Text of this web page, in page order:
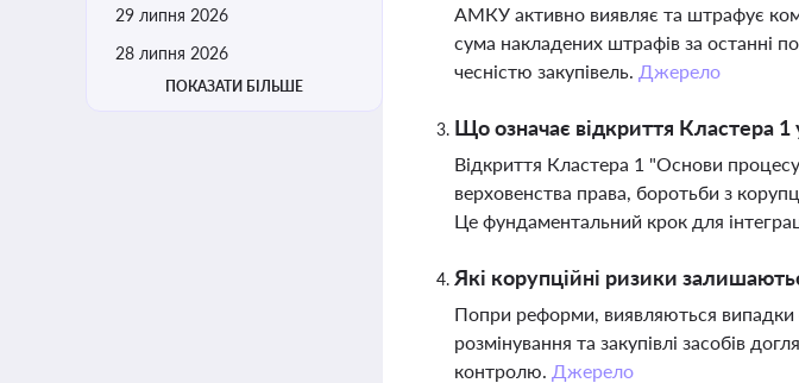
29 липня 2026
28 липня 2026
ПОКАЗАТИ БІЛЬШЕ
АМКУ активно виявляє та штрафує
сума накладених штрафів за останні
чесністю закупівель. Джерело
Що означає відкриття Кластера 1
Відкриття Кластера 1 "Основи
верховенства права, боротьби з
Це фундаментальний крок для
Які корупційні ризики
Попри реформи, виявляються випадки
розмінування та закупівлі засобів
контролю. Джерело